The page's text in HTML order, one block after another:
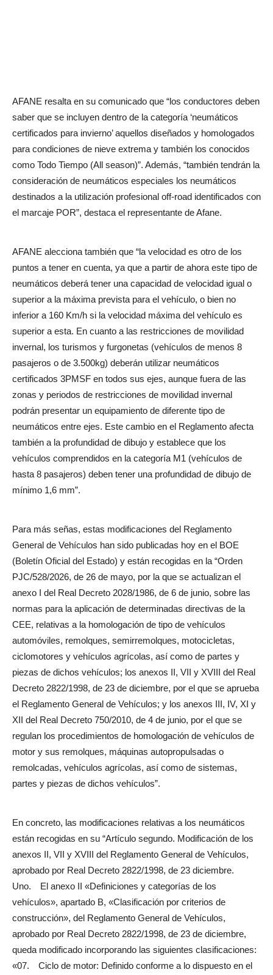
AFANE resalta en su comunicado que “los conductores deben
saber que se incluyen dentro de la categoría ‘neumáticos
certificados para invierno’ aquellos diseñados y homologados
para condiciones de nieve extrema y también los conocidos
como Todo Tiempo (All season)”. Además, “también tendrán la
consideración de neumáticos especiales los neumáticos
destinados a la utilización profesional off-road identificados con
el marcaje POR”, destaca el representante de Afane.
AFANE alecciona también que “la velocidad es otro de los
puntos a tener en cuenta, ya que a partir de ahora este tipo de
neumáticos deberá tener una capacidad de velocidad igual o
superior a la máxima prevista para el vehículo, o bien no
inferior a 160 Km/h si la velocidad máxima del vehículo es
superior a esta. En cuanto a las restricciones de movilidad
invernal, los turismos y furgonetas (vehículos de menos 8
pasajeros o de 3.500kg) deberán utilizar neumáticos
certificados 3PMSF en todos sus ejes, aunque fuera de las
zonas y periodos de restricciones de movilidad invernal
podrán presentar un equipamiento de diferente tipo de
neumáticos entre ejes. Este cambio en el Reglamento afecta
también a la profundidad de dibujo y establece que los
vehículos comprendidos en la categoría M1 (vehículos de
hasta 8 pasajeros) deben tener una profundidad de dibujo de
mínimo 1,6 mm”.
Para más señas, estas modificaciones del Reglamento
General de Vehículos han sido publicadas hoy en el BOE
(Boletín Oficial del Estado) y están recogidas en la “Orden
PJC/528/2026, de 26 de mayo, por la que se actualizan el
anexo I del Real Decreto 2028/1986, de 6 de junio, sobre las
normas para la aplicación de determinadas directivas de la
CEE, relativas a la homologación de tipo de vehículos
automóviles, remolques, semirremolques, motocicletas,
ciclomotores y vehículos agrícolas, así como de partes y
piezas de dichos vehículos; los anexos II, VII y XVIII del Real
Decreto 2822/1998, de 23 de diciembre, por el que se aprueba
el Reglamento General de Vehículos; y los anexos III, IV, XI y
XII del Real Decreto 750/2010, de 4 de junio, por el que se
regulan los procedimientos de homologación de vehículos de
motor y sus remolques, máquinas autopropulsadas o
remolcadas, vehículos agrícolas, así como de sistemas,
partes y piezas de dichos vehículos”.
En concreto, las modificaciones relativas a los neumáticos
están recogidas en su “Artículo segundo. Modificación de los
anexos II, VII y XVIII del Reglamento General de Vehículos,
aprobado por Real Decreto 2822/1998, de 23 diciembre.
Uno. El anexo II «Definiciones y categorías de los
vehículos», apartado B, «Clasificación por criterios de
construcción», del Reglamento General de Vehículos,
aprobado por Real Decreto 2822/1998, de 23 de diciembre,
queda modificado incorporando las siguientes clasificaciones:
«07. Ciclo de motor: Definido conforme a lo dispuesto en el